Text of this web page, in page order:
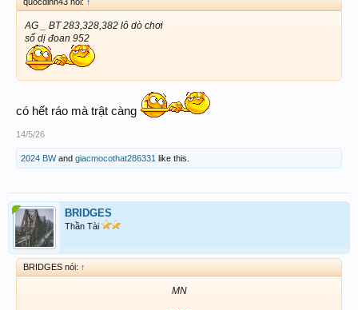
AG _ BT 283,328,382 lô dò chơi
số dị đoan 952
có hết ráo mà trật càng
14/5/26
2024 BWand giacmocothat286331 like this.
BRIDGES
Thần Tài
BRIDGES nói: ↑
MN